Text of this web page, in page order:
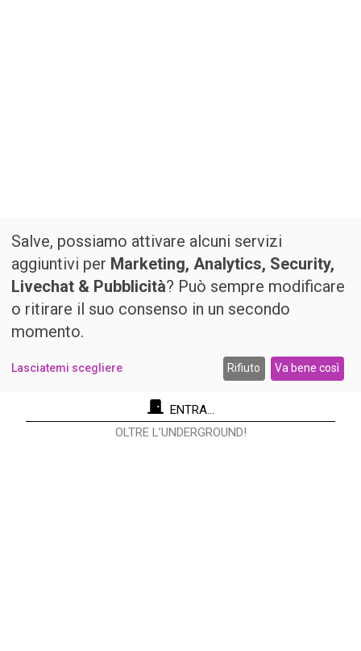
ENTRA...
OLTRE L’UNDERGROUND!
Salve, possiamo attivare alcuni servizi
aggiuntivi per Marketing, Analytics, Security,
Livechat & Pubblicità? Può sempre modificare
o ritirare il suo consenso in un secondo
momento.
Lasciatemi scegliere Rifiuto Va bene così